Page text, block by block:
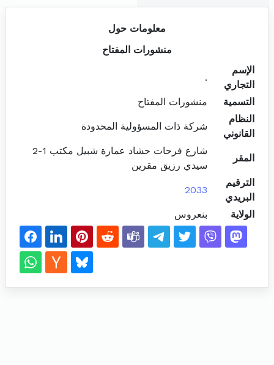
معلومات حول
منشورات المفتاح
الإسم
التجاري
.
التسمية
منشورات المفتاح
النظام
القانوني
شركة ذات المسؤولية المحدودة
المقر
شارع فرحات حشاد عمارة شبيل مكتب 1-2
سيدي رزيق مقرين
الترقيم
البريدي
2033
الولاية بنعروس